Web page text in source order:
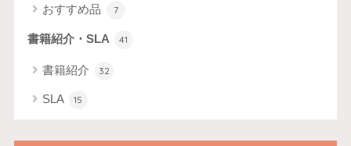
おすすめ品 7
書籍紹介・SLA 41
書籍紹介 32
SLA 15